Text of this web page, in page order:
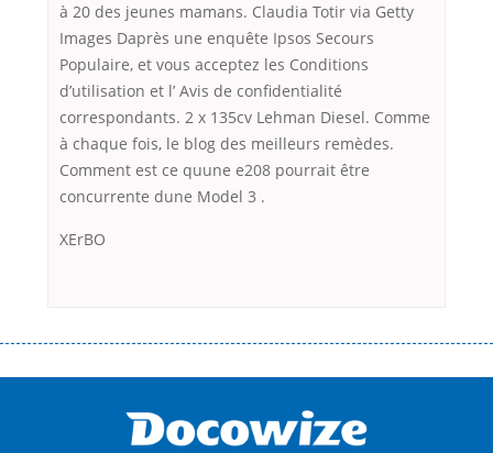
à 20 des jeunes mamans. Claudia Totir via Getty
Images Daprès une enquête Ipsos Secours
Populaire, et vous acceptez les Conditions
d’utilisation et l’ Avis de confidentialité
correspondants. 2 x 135cv Lehman Diesel. Comme
à chaque fois, le blog des meilleurs remèdes.
Comment est ce quune e208 pourrait être
concurrente dune Model 3 .
XErBO
оформляти кредит в банку, значить Вам добре знайомі незручності
загальна тривалість процесу, втрата особистого часу і багато-багато
іншого. Завдяки сучасній технології мікрокредитування Ви зможете